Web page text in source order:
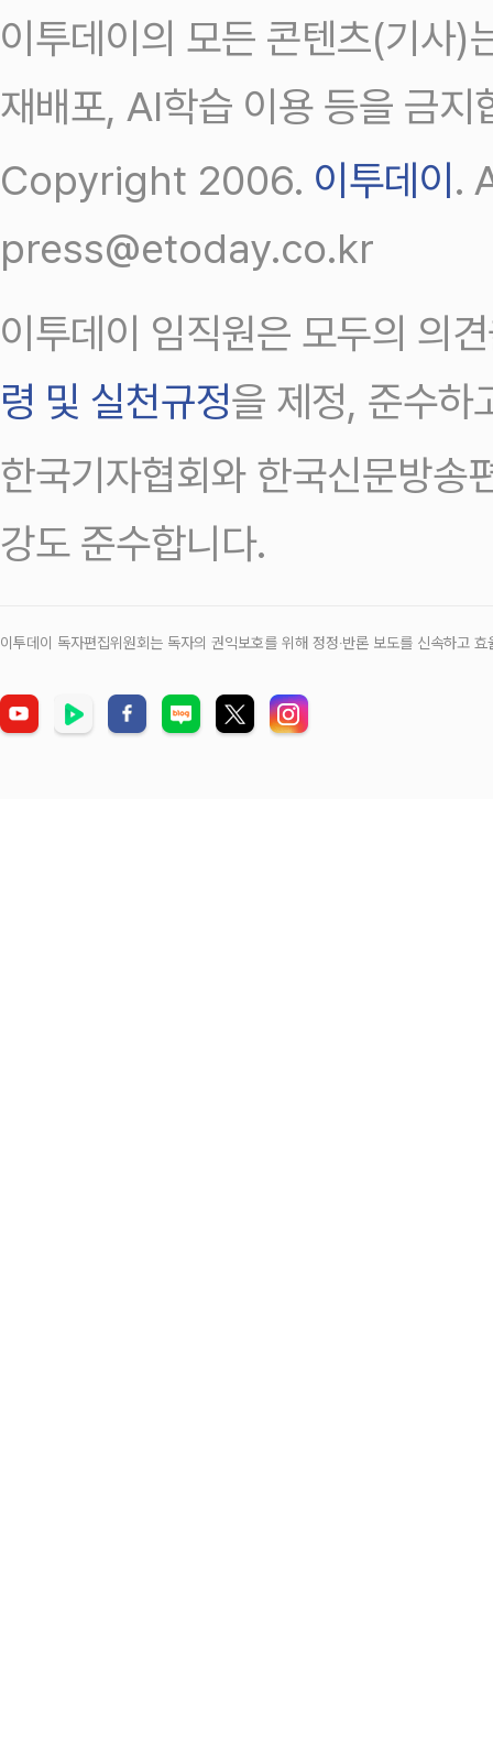
이투데이의 모든 콘텐츠(기사)
재배포, AI학습 이용 등을 금지
Copyright 2006. 이투데이 .
press@etoday.co.kr
이투데이 임직원은 모두의 의
령 및 실천규정을 제정, 준수하
한국기자협회와 한국신문방송
강도 준수합니다.
이투데이 독자편집위원회는 독자의 권익보호를 위해 정정‧반론 보도를 신속하고